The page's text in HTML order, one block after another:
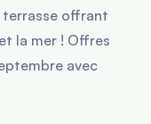
terrasse offrant
la mer ! Offres
avec